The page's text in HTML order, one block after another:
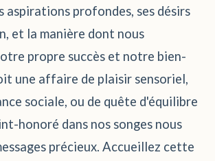
aspirations profondes, ses désirs
et la manière dont nous
propre succès et notre bien-
une affaire de plaisir sensoriel,
sociale, ou de quête d'équilibre
honoré dans nos songes nous
précieux. Accueillez cette